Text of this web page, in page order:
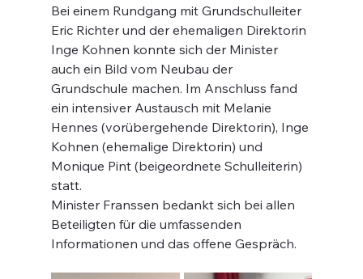
Bei einem Rundgang mit Grundschulleiter
Eric Richter und der ehemaligen Direktorin
Inge Kohnen konnte sich der Minister
auch ein Bild vom Neubau der
Grundschule machen. Im Anschluss fand
ein intensiver Austausch mit Melanie
Hennes (vorübergehende Direktorin), Inge
Kohnen (ehemalige Direktorin) und
Monique Pint (beigeordnete Schulleiterin)
statt.
Minister Franssen bedankt sich bei allen
Beteiligten für die umfassenden
Informationen und das offene Gespräch.